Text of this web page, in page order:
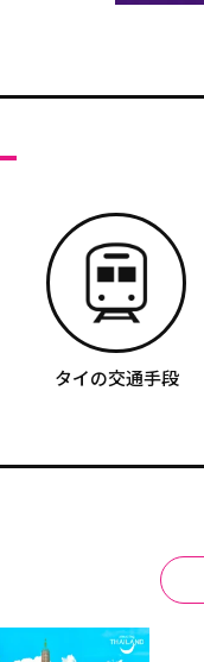
タイの交通手段